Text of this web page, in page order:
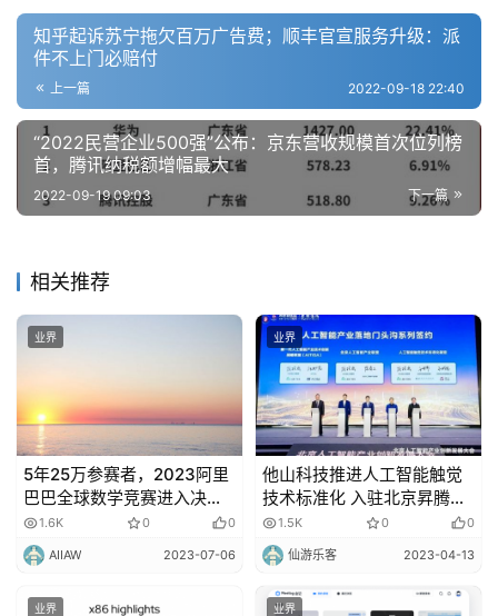
知乎起诉苏宁拖欠百万广告费；顺丰官宣服务升级：派
件不上门必赔付
上一篇 2022-09-18 22:40
“2022民营企业500强”公布：京东营收规模首次位列榜
首，腾讯纳税额增幅最大
下一篇
2022-09-19 09:03
相关推荐
业界
5年25万参赛者，2023阿里
巴巴全球数学竞赛进入决赛
时刻
1.6K 0 0
AIIAW 2023-07-06
业界
他山科技推进人工智能触觉
技术标准化 入驻北京昇腾人
工智能计算中心
1.5K 0 0
仙游乐客 2023-04-13
业界 业界